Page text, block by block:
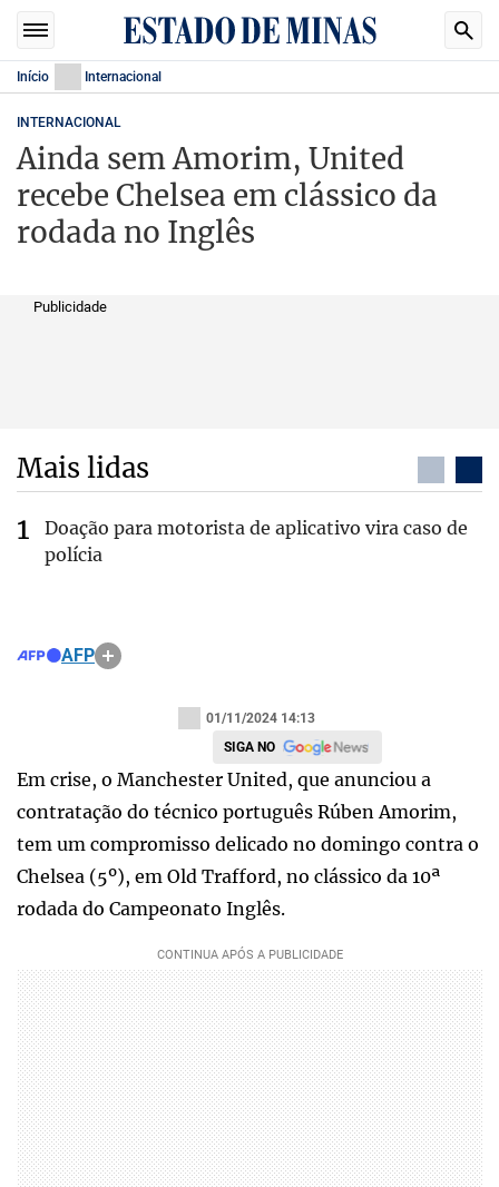
Início Internacional
INTERNACIONAL
Ainda sem Amorim, United
recebe Chelsea em clássico da
rodada no Inglês
Publicidade
Mais lidas
Doação para motorista de aplicativo vira caso de
polícia
AFP
01/11/2024 14:13
SIGA NO
Em crise, o Manchester United, que anunciou a
contratação do técnico português Rúben Amorim,
tem um compromisso delicado no domingo contra o
Chelsea (5º), em Old Trafford, no clássico da 10ª
rodada do Campeonato Inglês.